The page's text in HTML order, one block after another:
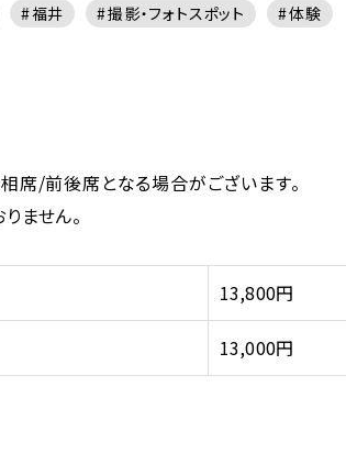
福井 撮影・フォトスポット
体験
席/前後席となる場合がございます。
ません。
13,800円
13,000円